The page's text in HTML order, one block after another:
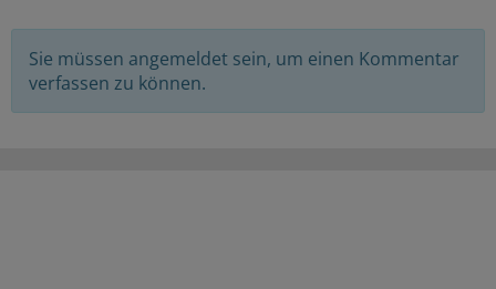
Sie müssen angemeldet sein, um einen Kommentar
verfassen zu können.